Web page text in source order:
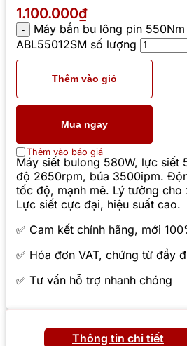
1.100.000₫
Máy bắn bu lông pin
ABL55012SM số lượng
Thêm vào giỏ
Mua ngay
Thêm vào báo giá
Máy siết bulong 580W, lực siết
độ 2650rpm, búa 3500ipm.
tốc độ, mạnh mẽ. Lý tưởng
Lực siết cực đại, hiệu suất cao.
✅ Cam kết chính hãng, mới
✅ Hóa đơn VAT, chứng từ đầy
✅ Tư vấn hỗ trợ nhanh chóng
Thông tin chi tiết